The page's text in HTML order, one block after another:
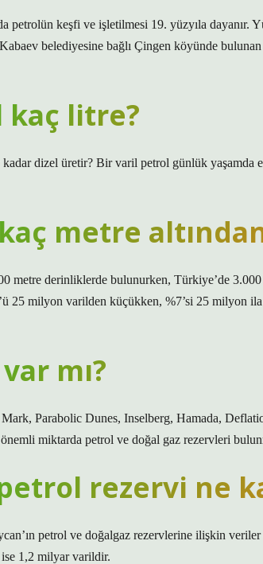
petrolün keşfi ve işletilmesi 19. yüzyıla dayanır.
belediyesine bağlı Çingen köyünde
litre?
dizel üretir? Bir varil petrol günlük yaşamda
metre
metre derinliklerde bulunurken, Türkiye’de
25 milyon varilden küçükken, %7’si 25 milyon
mı?
Parabolic Dunes, Inselberg, Hamada,
miktarda petrol ve doğal gaz rezervleri
rezervi ne
petrol ve doğalgaz rezervlerine ilişkin veriler
1,2 milyar varildir.